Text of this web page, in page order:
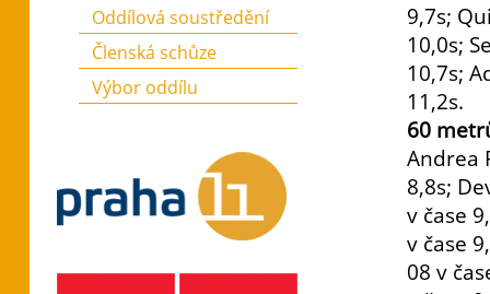
9,7s;
10,0s;
10,7s;
11,2s.
60
Andrea
8,8s;
v čase
v čase
08 v
Oddílová soustředění
Členská schůze
Výbor oddílu